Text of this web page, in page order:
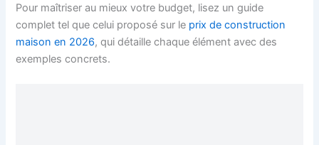
Pour maîtriser au mieux votre budget, lisez un guide
complet tel que celui proposé sur le prix de construction
maison en 2026, qui détaille chaque élément avec des
exemples concrets.